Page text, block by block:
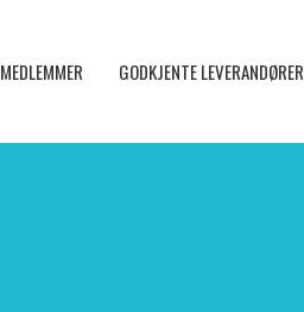
MEDLEMMER GODKJENTE LEVERANDØRER